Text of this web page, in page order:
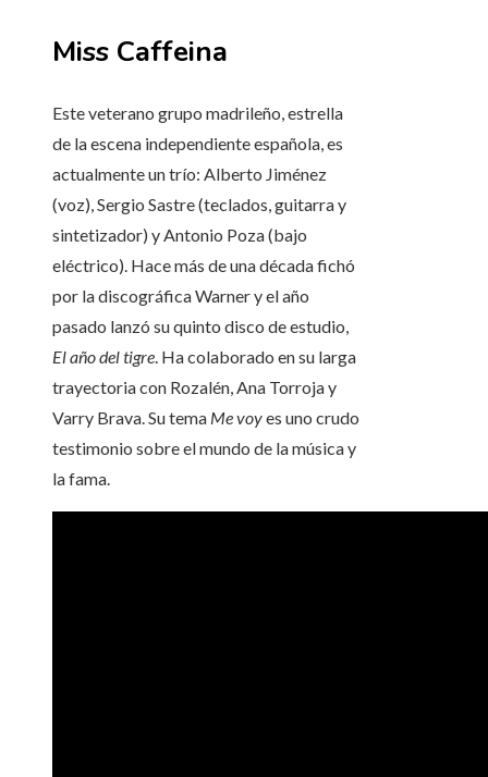
Miss Caffeina
Este veterano grupo madrileño, estrella
de la escena independiente española, es
actualmente un trío: Alberto Jiménez
(voz), Sergio Sastre (teclados, guitarra y
sintetizador) y Antonio Poza (bajo
eléctrico). Hace más de una década fichó
por la discográfica Warner y el año
pasado lanzó su quinto disco de estudio,
El año del tigre. Ha colaborado en su larga
trayectoria con Rozalén, Ana Torroja y
Varry Brava. Su tema Me voyes uno crudo
testimonio sobre el mundo de la música y
la fama.